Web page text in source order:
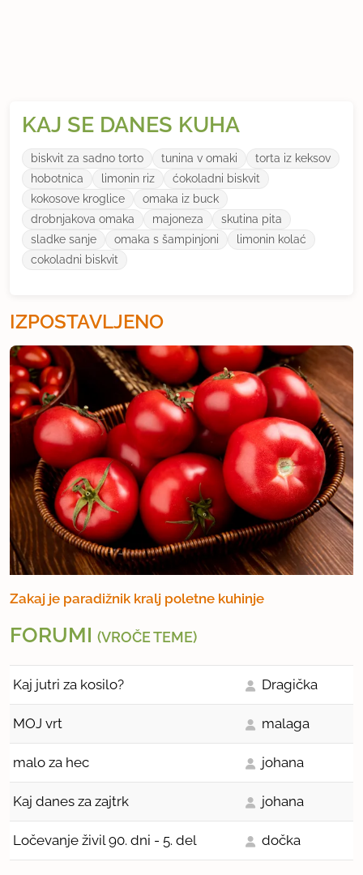
KAJ SE DANES KUHA
biskvit za sadno torto tunina v omaki
torta iz keksov
hobotnica
limonin riz
ćokoladni biskvit
kokosove kroglice
omaka iz buck
drobnjakova omaka
majoneza
skutina pita
sladke sanje
omaka s šampinjoni
limonin kolać
cokoladni biskvit
IZPOSTAVLJENO
Zakaj je paradižnik kralj poletne kuhinje
FORUMI (VROČE TEME)
Kaj jutri za kosilo? Dragička
MOJ vrt malaga
malo za hec johana
Kaj danes za zajtrk johana
Ločevanje živil 90. dni - 5. del dočka